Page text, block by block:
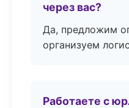
через вас?
Да, предложим
организуем
Работаете с